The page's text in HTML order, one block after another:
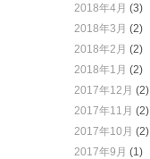
2018年4月 (3)
2018年3月 (2)
2018年2月 (2)
2018年1月 (2)
2017年12月 (2)
2017年11月 (2)
2017年10月 (2)
2017年9月 (1)